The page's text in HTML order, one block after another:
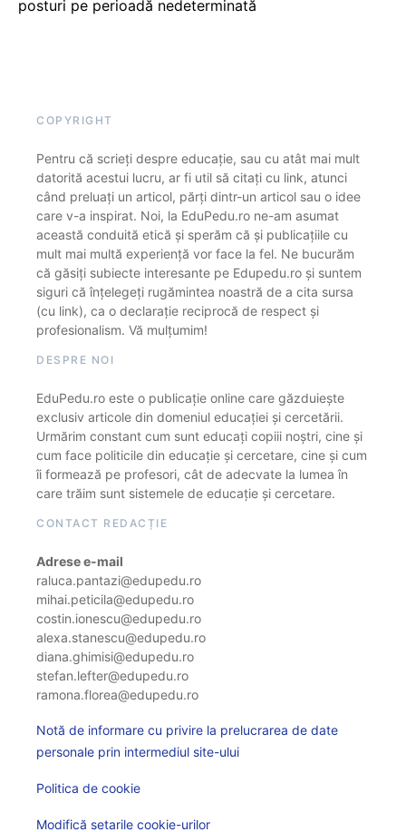
posturi pe perioadă nedeterminată
COPYRIGHT
Pentru că scrieți despre educație, sau cu atât mai mult
datorită acestui lucru, ar fi util să citați cu link, atunci
când preluați un articol, părți dintr-un articol sau o idee
care v-a inspirat. Noi, la EduPedu.ro ne-am asumat
această conduită etică și sperăm că și publicațiile cu
mult mai multă experiență vor face la fel. Ne bucurăm
că găsiți subiecte interesante pe Edupedu.ro și suntem
siguri că înțelegeți rugămintea noastră de a cita sursa
(cu link), ca o declarație reciprocă de respect și
profesionalism. Vă mulțumim!
DESPRE NOI
EduPedu.ro este o publicație online care găzduiește
exclusiv articole din domeniul educației și cercetării.
Urmărim constant cum sunt educați copiii noștri, cine și
cum face politicile din educație și cercetare, cine și cum
îi formează pe profesori, cât de adecvate la lumea în
care trăim sunt sistemele de educație și cercetare.
CONTACT REDACȚIE
Adrese e-mail
raluca.pantazi@edupedu.ro
mihai.peticila@edupedu.ro
costin.ionescu@edupedu.ro
alexa.stanescu@edupedu.ro
diana.ghimisi@edupedu.ro
stefan.lefter@edupedu.ro
ramona.florea@edupedu.ro
Notă de informare cu privire la prelucrarea de date
personale prin intermediul site-ului
Politica de cookie
Modifică setarile cookie-urilor